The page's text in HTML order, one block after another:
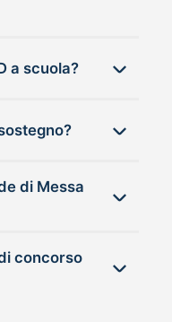
Chi può inviare una MAD a scuola?
di Messa